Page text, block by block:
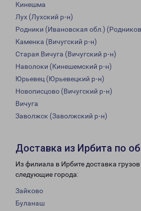
Кинешма
Лух (Лухский р-н)
Родники (Ивановская обл.)
Каменка (Вичугский р-н)
Старая Вичуга (Вичугский р-н)
Наволоки (Кинешемский р-н)
Юрьевец (Юрьевецкий р-н)
Новописцово (Вичугский р-н)
Вичуга
Заволжск (Заволжский р-н)
Доставка из Ирбита по
Из филиала в Ирбите доставка
следующие города:
Зайково
Буланаш